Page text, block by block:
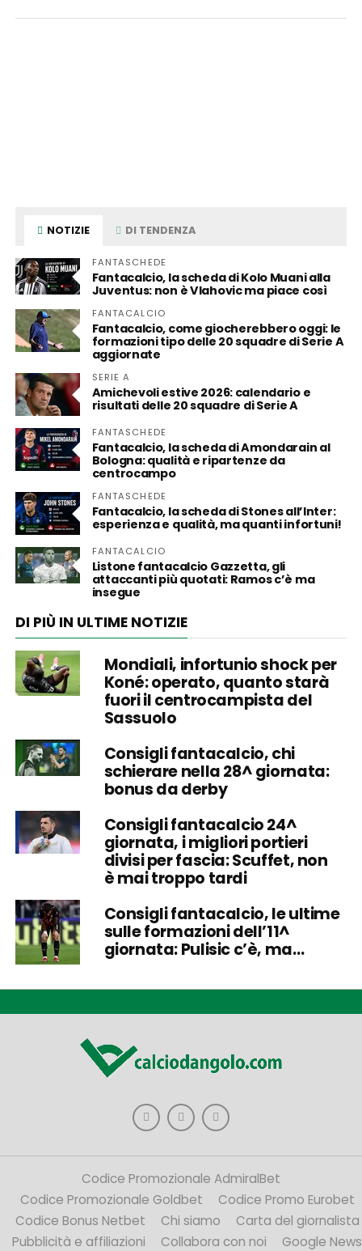
NOTIZIE DI TENDENZA
FANTASCHEDE
Fantacalcio, la scheda di Kolo Muani alla
Juventus: non è Vlahovic ma piace così
FANTACALCIO
Fantacalcio, come giocherebbero oggi: le
formazioni tipo delle 20 squadre di Serie A
aggiornate
SERIE A
Amichevoli estive 2026: calendario e
risultati delle 20 squadre di Serie A
FANTASCHEDE
Fantacalcio, la scheda di Amondarain al
Bologna: qualità e ripartenze da
centrocampo
FANTASCHEDE
Fantacalcio, la scheda di Stones all’Inter:
esperienza e qualità, ma quanti infortuni!
FANTACALCIO
Listone fantacalcio Gazzetta, gli
attaccanti più quotati: Ramos c’è ma
insegue
DI PIÙ IN ULTIME NOTIZIE
Mondiali, infortunio shock per
Koné: operato, quanto starà
fuori il centrocampista del
Sassuolo
Consigli fantacalcio, chi
schierare nella 28^ giornata:
bonus da derby
Consigli fantacalcio 24^
giornata, i migliori portieri
divisi per fascia: Scuffet, non
è mai troppo tardi
Consigli fantacalcio, le ultime
sulle formazioni dell’11^
giornata: Pulisic c’è, ma…
Codice Promozionale AdmiralBet
Codice Promozionale Goldbet
Codice Promo Eurobet
Codice Bonus Netbet
Chi siamo
Carta del giornalista
Pubblicità e affiliazioni
Collabora con noi Google News